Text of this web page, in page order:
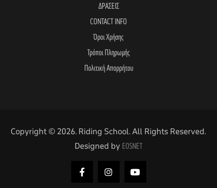
ΔΡΑΣΕΙΣ
CONTACT INFO
Όροι Χρήσης
Τρόποι Πληρωμής
Πολιτική Απορρήτου
Copyright © 2026. Riding School. All Rights Reserved.
Designed by EOSNET